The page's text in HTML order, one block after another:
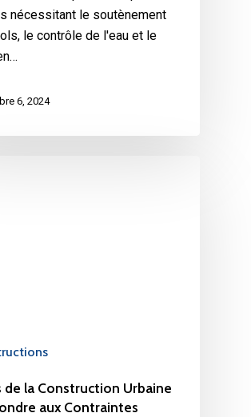
nécessitant le soutènement
le contrôle de l'eau et le
6, 2024
de la Construction Urbaine
aux Contraintes